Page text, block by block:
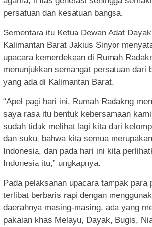
persatuan dan kesatuan bangsa.
Sementara itu Ketua Dewan Adat
Kalimantan Barat Jakius Sinyor
upacara kemerdekaan di Rumah
menunjukkan semangat persatuan dari
yang ada di Kalimantan Barat.
“Apel pagi hari ini, Rumah Radakng
saya rasa itu bentuk kebersamaan
sudah tidak melihat lagi kita dari
dan suku, bahwa kita semua
Indonesia, dan pada hari ini kita
Indonesia itu,” ungkapnya.
Pada pelaksanan upacara tampak para
terlibat berbaris rapi dengan
daerahnya masing-masing, ada yang
pakaian khas Melayu, Dayak, Bugis,